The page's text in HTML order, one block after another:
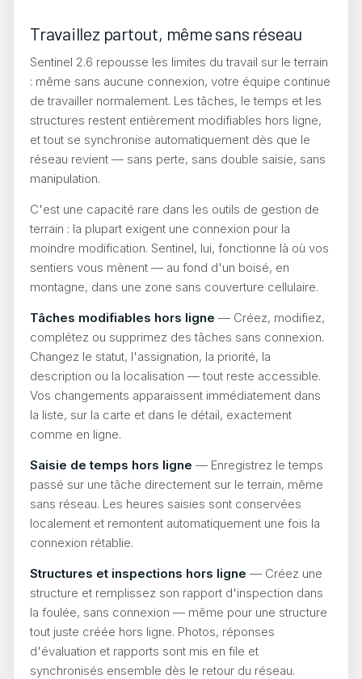
Travaillez partout, même sans réseau
Sentinel 2.6 repousse les limites du travail sur le terrain
: même sans aucune connexion, votre équipe continue
de travailler normalement. Les tâches, le temps et les
structures restent entièrement modifiables hors ligne,
et tout se synchronise automatiquement dès que le
réseau revient — sans perte, sans double saisie, sans
manipulation.
C'est une capacité rare dans les outils de gestion de
terrain : la plupart exigent une connexion pour la
moindre modification. Sentinel, lui, fonctionne là où vos
sentiers vous mènent — au fond d'un boisé, en
montagne, dans une zone sans couverture cellulaire.
Tâches modifiables hors ligne — Créez, modifiez,
complétez ou supprimez des tâches sans connexion.
Changez le statut, l'assignation, la priorité, la
description ou la localisation — tout reste accessible.
Vos changements apparaissent immédiatement dans
la liste, sur la carte et dans le détail, exactement
comme en ligne.
Saisie de temps hors ligne — Enregistrez le temps
passé sur une tâche directement sur le terrain, même
sans réseau. Les heures saisies sont conservées
localement et remontent automatiquement une fois la
connexion rétablie.
Structures et inspections hors ligne — Créez une
structure et remplissez son rapport d'inspection dans
la foulée, sans connexion — même pour une structure
tout juste créée hors ligne. Photos, réponses
d'évaluation et rapports sont mis en file et
synchronisés ensemble dès le retour du réseau.